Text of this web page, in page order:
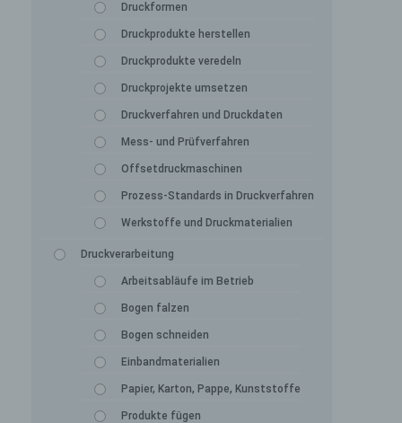
Druckformen
Druckprodukte herstellen
Druckprodukte veredeln
Druckprojekte umsetzen
Druckverfahren und Druckdaten
Mess- und Prüfverfahren
Offsetdruckmaschinen
Prozess-Standards in Druckverfahren
Werkstoffe und Druckmaterialien
Druckverarbeitung
Arbeitsabläufe im Betrieb
Bogen falzen
Bogen schneiden
Einbandmaterialien
Papier, Karton, Pappe, Kunststoffe
Produkte fügen